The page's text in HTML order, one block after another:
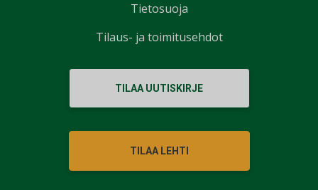
TILAA UUTISKIRJE
TILAA LEHTI
Tietosuoja
Tilaus- ja toimitusehdot